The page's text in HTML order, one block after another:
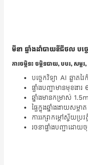
មីឌា ឆ្នាំងដាំបាយឌីជីថល បច្ច
ការចម្អិន៖ ចម្អិនបាយ, បបរ, សម្
បច្ចេកវិទ្យា AI ឆ្លា
ផ្ទាំងបញ្ជាមានមុខងារ
ឆ្នាំងមានកម្រាស់
ផ្ទៃក្នុងឆ្នាំងងាយសម្
ការរក្សាកម្តៅស្វ័យប្
រចនាផ្ទាំងបញ្ជាដោ